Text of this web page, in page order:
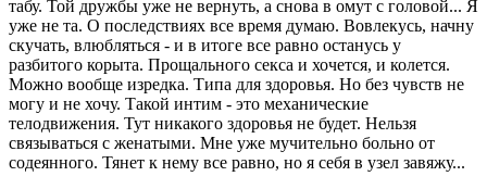
табу. Той дружбы уже не вернуть, а снова в омут с головой... Я
уже не та. О последствиях все время думаю. Вовлекусь, начну
скучать, влюбляться - и в итоге все равно останусь у
разбитого корыта. Прощального секса и хочется, и колется.
Можно вообще изредка. Типа для здоровья. Но без чувств не
могу и не хочу. Такой интим - это механические
телодвижения. Тут никакого здоровья не будет. Нельзя
связываться с женатыми. Мне уже мучительно больно от
содеянного. Тянет к нему все равно, но я себя в узел завяжу...